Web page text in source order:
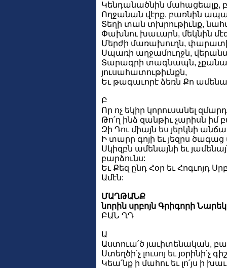
Կենդանածնին մահացեալք,
Ողջանան վէրք, բառնին
Տեղի տան տխրութիւնք,
Փախնու խաւարն, մեկնին
Մերժի մառախուղն, փարատի
Սպառի աղջամուղջն,
Տարագրի տագնապն,
յուսահատութիւնքն,
Եւ թագաւորէ ձեռն Քո
Բ
Որ ոչ եկիր կորուսանել
Թո՛ղ ինձ զանթիւ չարիսն իմ
Զի Դու միայն ես յերկնի
Ի տարր գոյի եւ յեզրս
Սկիզբն ամենայնի եւ
բարձունս:
Եւ Քեզ ընդ Հօր եւ Հոգւոյդ
Ամէն:
ՄԱՂԹԱՆՔ
նորին սրբոյն Գրիգորի
ԲԱՆ ՂԴ
Ա
Աստուա՛ծ յաւիտենական,
Ստեղծի՛չ լուսոյ եւ յօրինի՛չ
Կեա՛նք ի մահու եւ լո՛յս ի